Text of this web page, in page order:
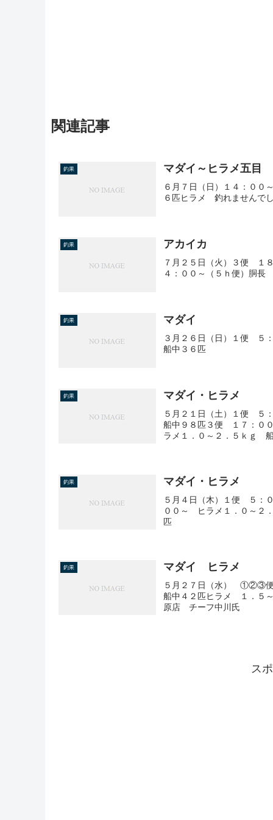
関連記事
釣果 マダイ～ヒラメ五目
６月７日（日）１４：０
６匹ヒラメ 釣れませんで
釣果 アカイカ
７月２５日（火）３便
４：００～（５ｈ便）胴
釣果 マダイ
３月２６日（日）１便 ５
船中３６匹
釣果 マダイ・ヒラメ
５月２１日（土）１便 ５
船中９８匹３便 １７：０
ラメ１．０～２．５ｋｇ
釣果 マダイ・ヒラメ
５月４日（木）１便 ５：
００～ ヒラメ１．０～２
匹
釣果 マダイ ヒラメ
５月２７日（水） ①②③
船中４２匹ヒラメ １．５
原店 チーフ中川氏
ス